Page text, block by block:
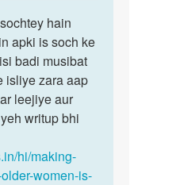
hain
apki is soch ke
badi musibat
isliye zara aap
leejiye aur
writup bhi
hi/making-
women-is-